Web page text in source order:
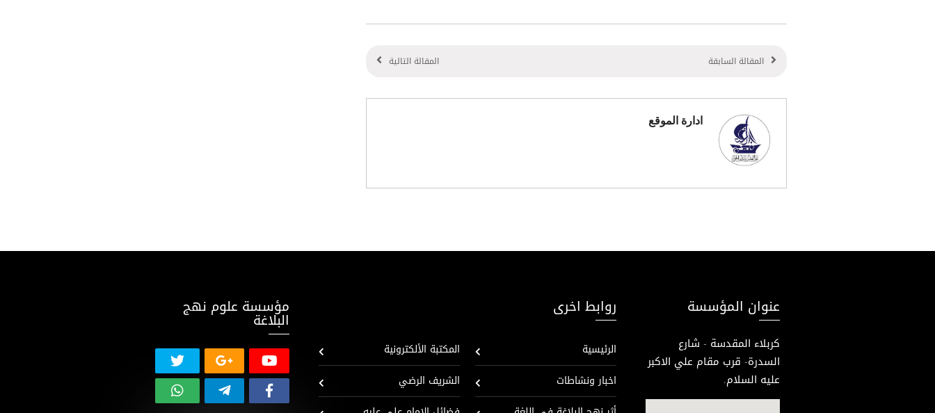
المقالة السابقة المقالة التالية
ادارة الموقع
عنوان المؤسسة
كربلاء المقدسة - شارع
السدرة- قرب مقام علي الاكبر
عليه السلام.
روابط اخرى
الرئيسية
اخبار ونشاطات
المكتبة الألكترونية
الشريف الرضي
مؤسسة علوم نهج
البلاغة